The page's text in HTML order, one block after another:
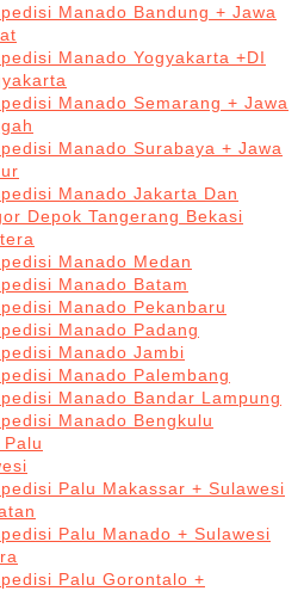
Manado Bandung + Jawa
Manado Yogyakarta +DI
Manado Semarang + Jawa
Manado Surabaya + Jawa
Manado Jakarta Dan
Depok Tangerang Bekasi
Manado Medan
Manado Batam
Manado Pekanbaru
Manado Padang
Manado Jambi
Manado Palembang
Manado Bandar Lampung
Manado Bengkulu
Palu Makassar + Sulawesi
Palu Manado + Sulawesi
Palu Gorontalo +